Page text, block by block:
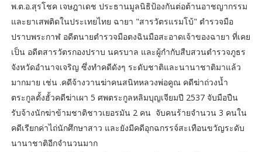
พ.ต.อ.สุรโชค เจษฎาเดช ประธานมูลนิธิป้องกันต่อต้านอาชญากรรม
และยาเสพติดในประเทยไทย ฉายา "สารวัตรแรมโบ้" ตำรวจมือ
ปราบพระกาฬ อดีตนายตำรวจมือตงฉินมือสะอาดเจ้าของฉายา ที่เคย
เป็น อดีตสารวัตรกองปราบ นครบาล และผู้กำกับสืบสวนตำรวจภูธร
จังหวัดอำนาจเจริญ ซึ่งทำคดีดังๆ ระดับชาติและนานาชาติมาแล้ว
มากมาย เช่น .คดีจ้างวานฆ่าคนสนิทหลวงพ่อคูณ คดีฆ่าถ่วงน้ำ
ตระกูลตั้งฮั้วคดีฆ่าเผา 5 ศพตระกูลหลิมบุญเจียมปี 2537 จับมือปืน
รับจ้างนักฆ่าข้ามชาติชาวเยอรมัน 2 คน จับคนร้ายจำนวน 3 คนใน
คดีเรียกค่าไถ่นักศึกษาสาว และยังมีคดีอุกฉกรรจ์สะเทือนขวัญระดับ
นานาชาติอีกจำนวนมาก